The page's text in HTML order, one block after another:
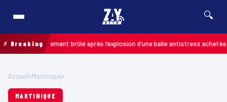
🔍
⚡ Breaking
grièvement brûlé après l’explosion d’une balle antistress achetée en
Accueil›Martinique›
MARTINIQUE